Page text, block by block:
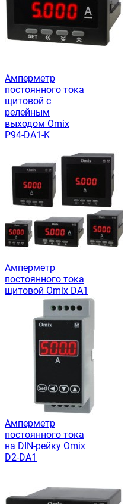
Амперметр
постоянного тока
щитовой с
релейным
выходом Omix
P94-DA1-K
Амперметр
постоянного тока
щитовой Omix DA1
Амперметр
постоянного тока
на DIN-рейку Omix
D2-DA1